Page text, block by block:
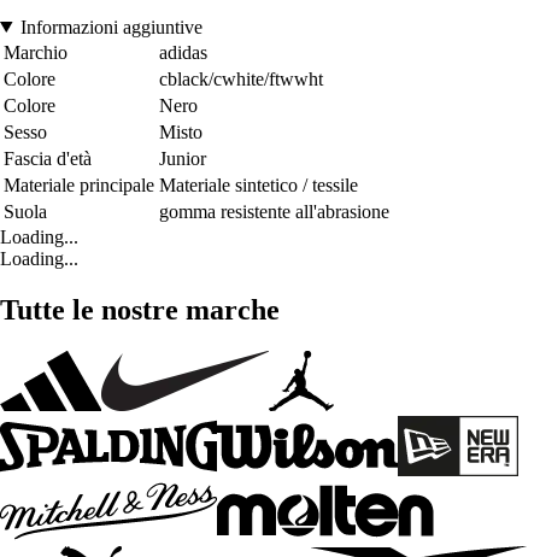
Informazioni aggiuntive
Marchio
adidas
Colore
cblack/cwhite/ftwwht
Colore
Nero
Sesso
Misto
Fascia d'età
Junior
Materiale principale Materiale sintetico / tessile
Suola
gomma resistente all'abrasione
Loading...
Loading...
Tutte le nostre marche